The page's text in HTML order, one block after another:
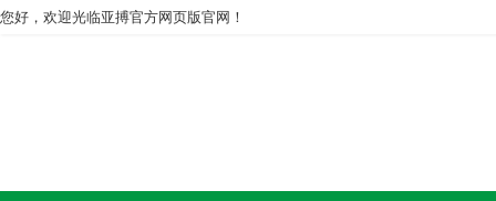
您好，欢迎光临亚搏官方网页版官网！